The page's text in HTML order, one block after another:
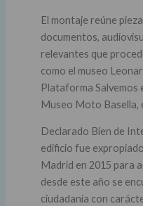
El montaje reúne
documentos,
relevantes que
como el museo
Plataforma Salvemos
Museo Moto Basella,
Declarado Bien de
edificio fue
Madrid en 2015 para
desde este año se
ciudadanía con